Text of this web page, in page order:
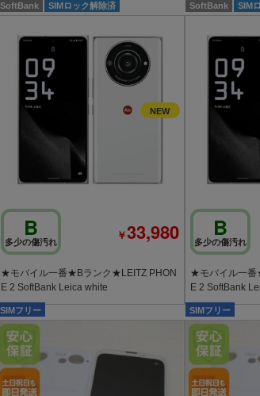
SoftBank SIMロック解除済
B
多少の傷汚れ ￥33,980
★モバイル一番★Bランク★LEITZ PHON
E 2 SoftBank Leica white
SoftBank SIM
B
多少の傷汚れ
★モバイル一
E 2 SoftBank
SIMフリー SIMフリー